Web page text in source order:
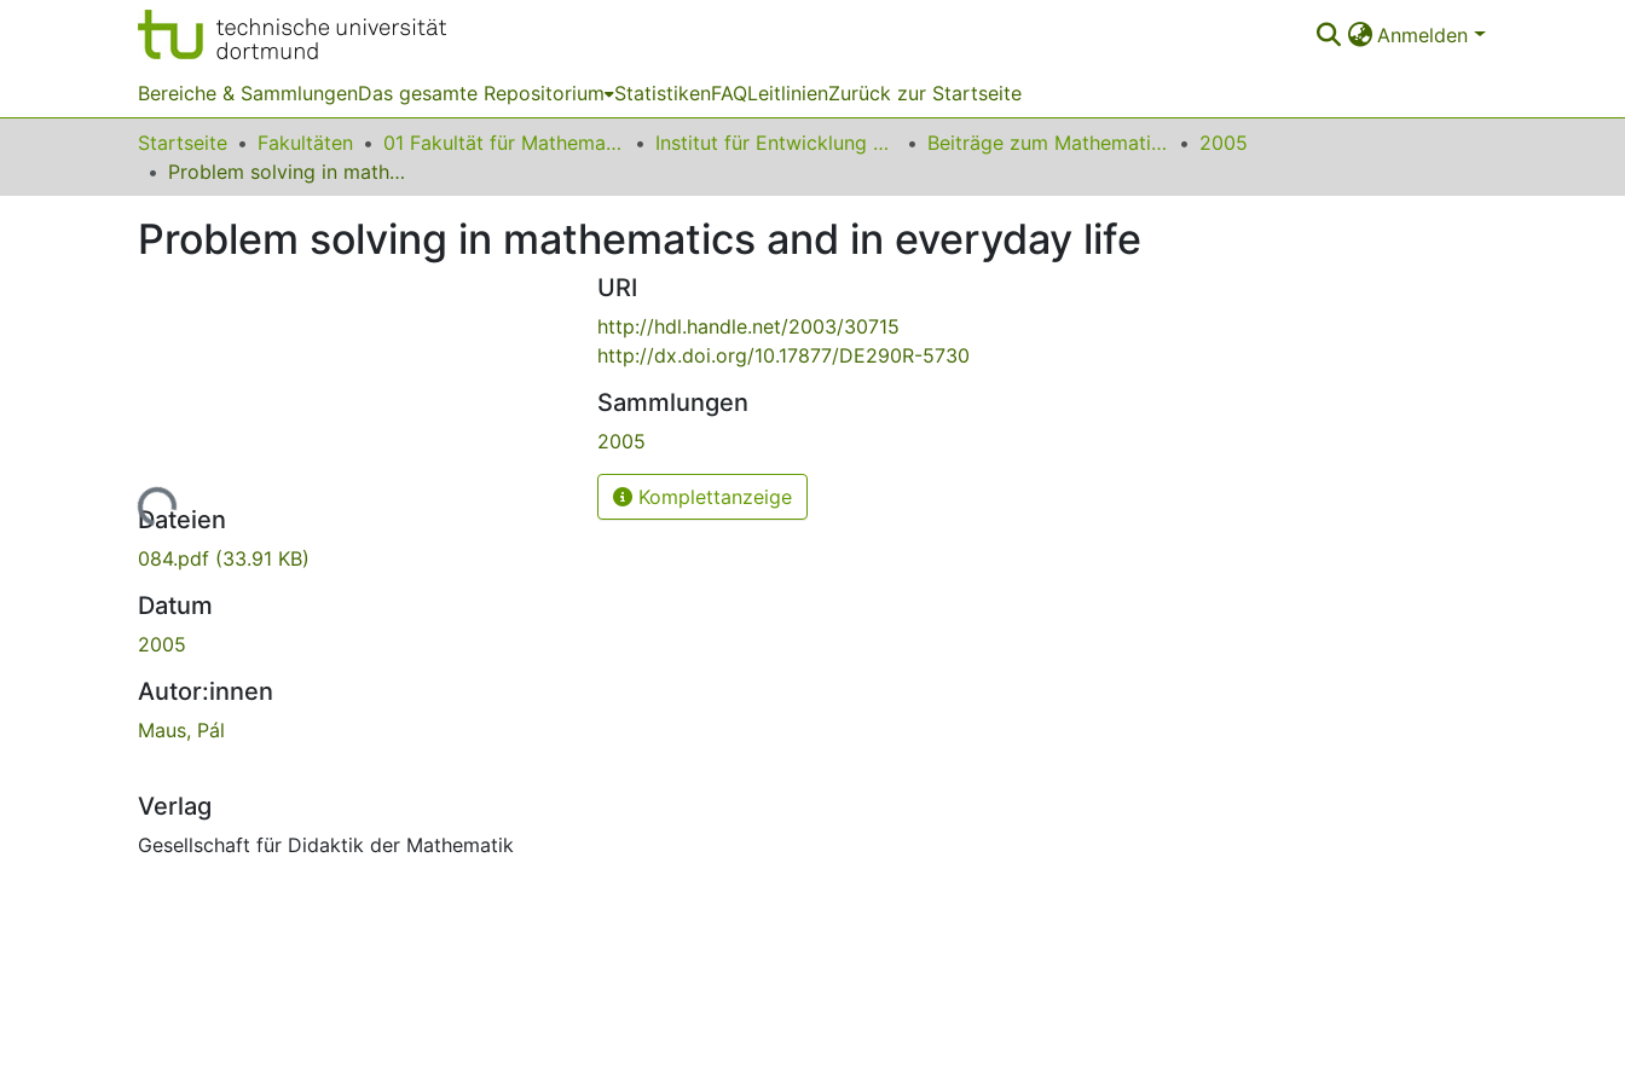
Anmelden
Bereiche & SammlungenDas gesamte Repositorium StatistikenFAQLeitlinienZurück zur Startseite
Startseite Fakultäten 01 Fakultät für Mathematik Institut für Entwicklung und Erforschung des Mathematikunterrichts Beiträge zum Mathematikunterricht
2005
Problem solving in mathematics and in everyday life
Problem solving in mathematics and in everyday life
Lade...
Dateien
084.pdf (33.91 KB)
Datum
2005
Autor:innen
Maus, Pál
Verlag
Gesellschaft für Didaktik der Mathematik
URI
http://hdl.handle.net/2003/30715
http://dx.doi.org/10.17877/DE290R-5730
Sammlungen
2005
Komplettanzeige